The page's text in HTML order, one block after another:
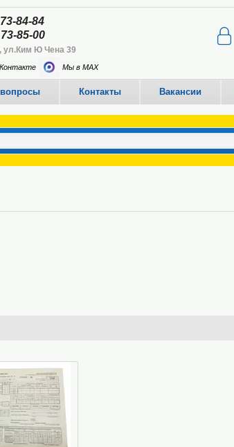
Мы в MAX
73-84-84
73-85-00
ул.Ким Ю Чена 39
Контакты Вакансии